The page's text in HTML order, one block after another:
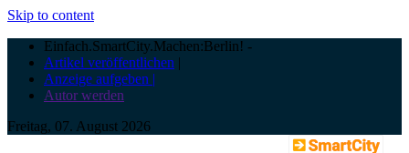
Skip to content
Einfach.SmartCity.Machen:Berlin! -
Artikel veröffentlichen |
Anzeige aufgeben |
Autor werden
Freitag, 07. August 2026